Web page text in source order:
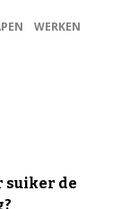
WERKEN
suiker de